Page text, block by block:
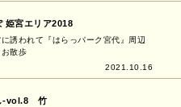
姫宮エリア2018
誘われて『はらっパーク宮代』周辺
お散歩
2021.10.16
-vol.8 竹